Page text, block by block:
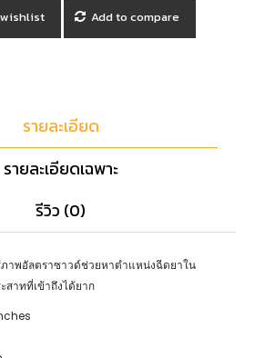
Add to compare
รายละเอียด
รายละเอียดเฉพาะ
รีวิว (0)
ภาพอัลตราซาวด์ช่วยหาตำแหน่งฉีดยาใน
สาทที่เข้าถึงได้ยาก